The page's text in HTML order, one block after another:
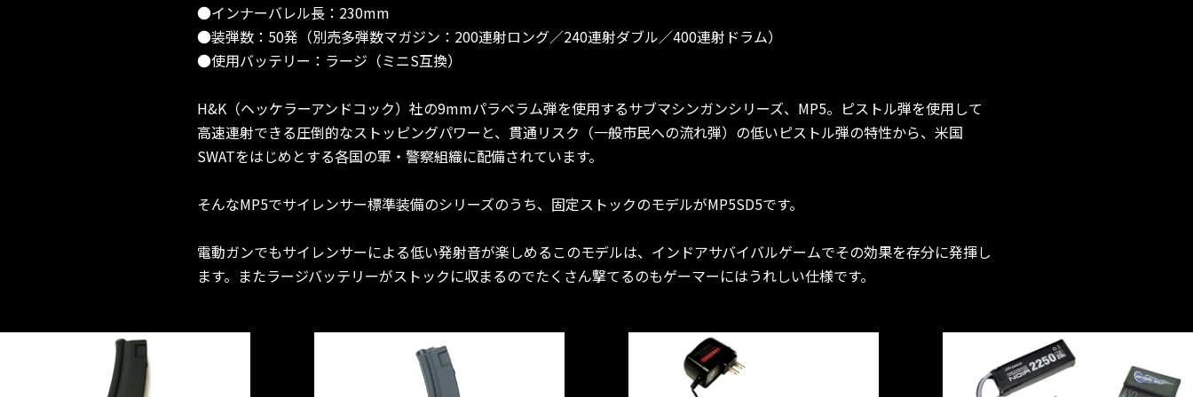
●インナーバレル長：230mm
●装弾数：50発（別売多弾数マガジン：200連射ロング／240連射ダブル／400連射ドラム）
●使用バッテリー：ラージ（ミニS互換）
H&K（ヘッケラーアンドコック）社の9mmパラベラム弾を使用するサブマシンガンシリーズ、MP5。ピストル弾を使用して
高速連射できる圧倒的なストッピングパワーと、貫通リスク（一般市民への流れ弾）の低いピストル弾の特性から、米国
SWATをはじめとする各国の軍・警察組織に配備されています。
そんなMP5でサイレンサー標準装備のシリーズのうち、固定ストックのモデルがMP5SD5です。
電動ガンでもサイレンサーによる低い発射音が楽しめるこのモデルは、インドアサバイバルゲームでその効果を存分に発揮し
ます。またラージバッテリーがストックに収まるのでたくさん撃てるのもゲーマーにはうれしい仕様です。